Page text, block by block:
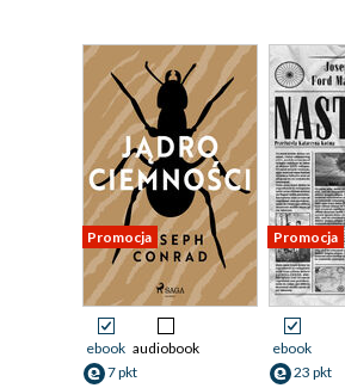
Promocja
ebook audiobook
7 pkt
Promocja
ebook
23 pkt